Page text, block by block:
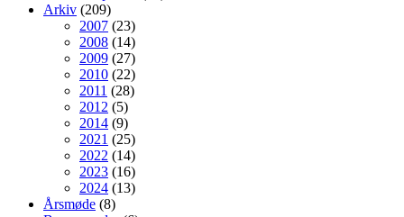
Arkiv (209)
2007 (23)
2008 (14)
2009 (27)
2010 (22)
2011 (28)
2012 (5)
2014 (9)
2021 (25)
2022 (14)
2023 (16)
2024 (13)
Årsmøde (8)